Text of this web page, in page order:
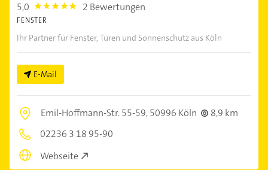
5,0 5.0 2 Bewertungen
FENSTER
Ihr Partner für Fenster, Türen und Sonnenschutz aus Köln
E-Mail
Emil-Hoffmann-Str. 55-59,50996 Köln
8,9 km
02236 3 18 95-90
Webseite